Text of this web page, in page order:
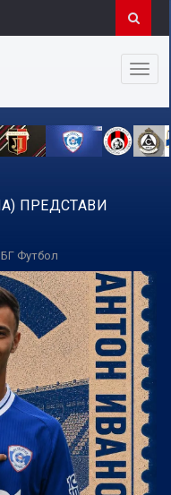
ПРЕДСТАВИ
БГ Футбол